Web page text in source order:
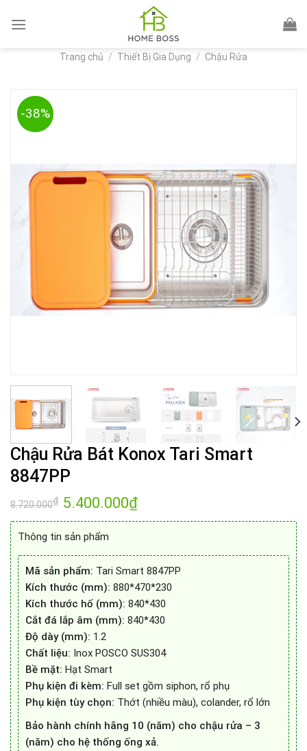
Trang chủ / Thiết Bị Gia Dụng / Chậu Rửa
-38%
Chậu Rửa Bát Konox Tari Smart
8847PP
8.720.000₫ Giá
gốc
là:
8.720.000₫.
5.400.000₫Giá
tại
Thông tin sản phẩm
Mã sản phẩm: Tari Smart 8847PP
Kích thước (mm): 880*470*230
Kích thước hố (mm): 840*430
Cắt đá lắp âm (mm): 840*430
Độ dày (mm): 1.2
Chất liệu: Inox POSCO SUS304
Bề mặt: Hạt Smart
Phụ kiện đi kèm: Full set gồm siphon, rổ phụ
Phụ kiện tùy chọn: Thớt (nhiều màu), colander, rổ lớn
Bảo hành chính hãng 10 (năm) cho chậu rửa – 3
(năm) cho hệ thống ống xả.